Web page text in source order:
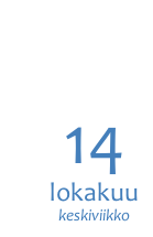
14
lokakuu
keskiviikko